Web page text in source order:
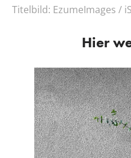
Titelbild: EzumeImages /
Hier